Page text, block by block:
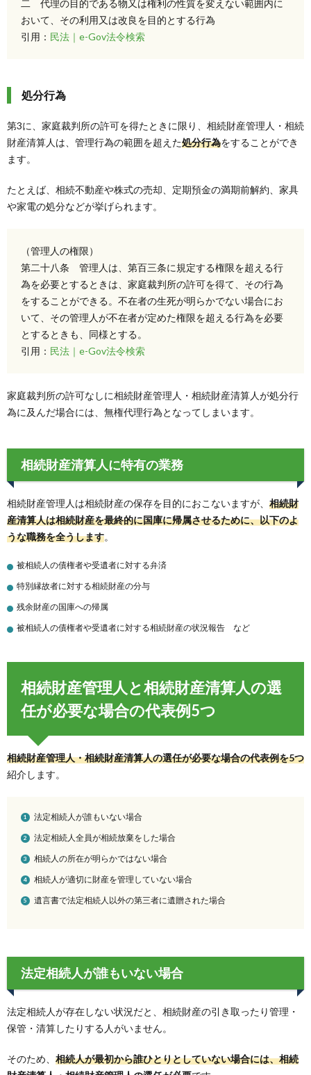
二 代理の目的である物又は権利の性質を変えない範囲内に
おいて、その利用又は改良を目的とする行為
引用： 民法｜e-Gov法令検索
処分行為
第3に、家庭裁判所の許可を得たときに限り、相続財産管理人・相続
財産清算人は、管理行為の範囲を超えた処分行為をすることができ
ます。
たとえば、相続不動産や株式の売却、定期預金の満期前解約、家具
や家電の処分などが挙げられます。
（管理人の権限）
第二十八条 管理人は、第百三条に規定する権限を超える行
為を必要とするときは、家庭裁判所の許可を得て、その行為
をすることができる。不在者の生死が明らかでない場合にお
いて、その管理人が不在者が定めた権限を超える行為を必要
とするときも、同様とする。
引用： 民法｜e-Gov法令検索
家庭裁判所の許可なしに相続財産管理人・相続財産清算人が処分行
為に及んだ場合には、無権代理行為となってしまいます。
相続財産清算人に特有の業務
相続財産管理人は相続財産の保存を目的におこないますが、 相続財
産清算人は相続財産を最終的に国庫に帰属させるために、以下のよ
うな職務を全うします。
被相続人の債権者や受遺者に対する弁済
特別縁故者に対する相続財産の分与
残余財産の国庫への帰属
被相続人の債権者や受遺者に対する相続財産の状況報告 など
相続財産管理人と相続財産清算人の選
任が必要な場合の代表例5つ
相続財産管理人・相続財産清算人の選任が必要な場合の代表例を5つ
紹介します。
法定相続人が誰もいない場合
法定相続人全員が相続放棄をした場合
相続人の所在が明らかではない場合
相続人が適切に財産を管理していない場合
遺言書で法定相続人以外の第三者に遺贈された場合
法定相続人が誰もいない場合
法定相続人が存在しない状況だと、相続財産の引き取ったり管理・
保管・清算したりする人がいません。
そのため、 相続人が最初から誰ひとりとしていない場合には、相続